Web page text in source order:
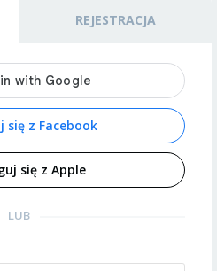
REJESTRACJA
się z Facebook
się z Apple
LUB